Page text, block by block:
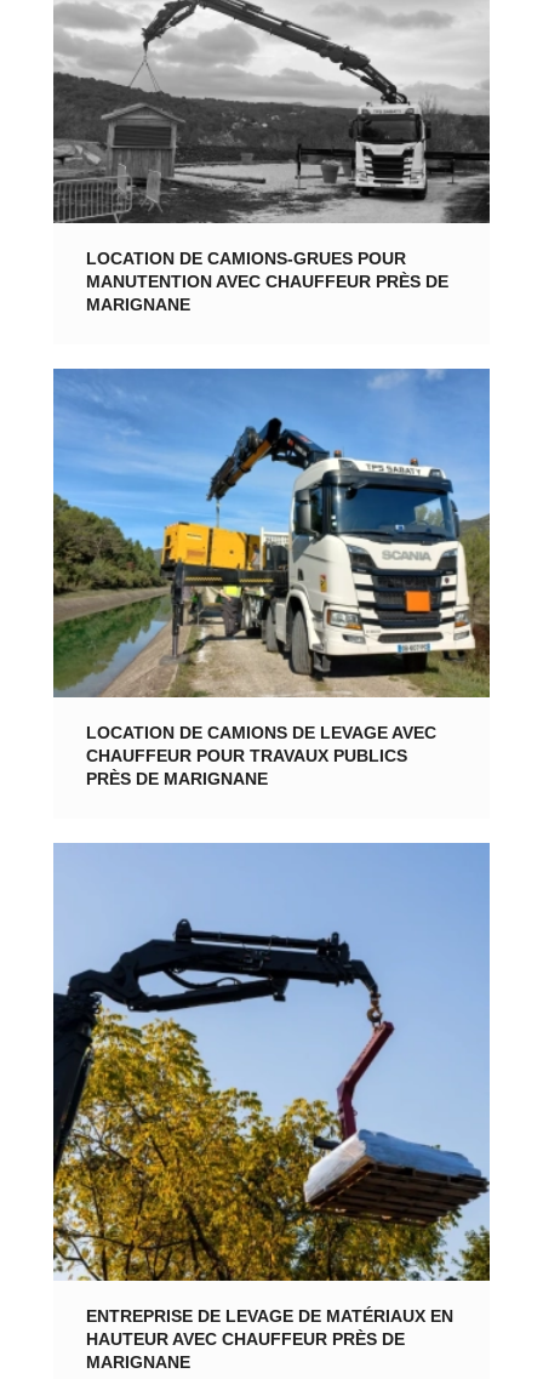
LOCATION DE CAMIONS-GRUES POUR
MANUTENTION AVEC CHAUFFEUR PRÈS DE
MARIGNANE
LOCATION DE CAMIONS DE LEVAGE AVEC
CHAUFFEUR POUR TRAVAUX PUBLICS
PRÈS DE MARIGNANE
ENTREPRISE DE LEVAGE DE MATÉRIAUX EN
HAUTEUR AVEC CHAUFFEUR PRÈS DE
MARIGNANE